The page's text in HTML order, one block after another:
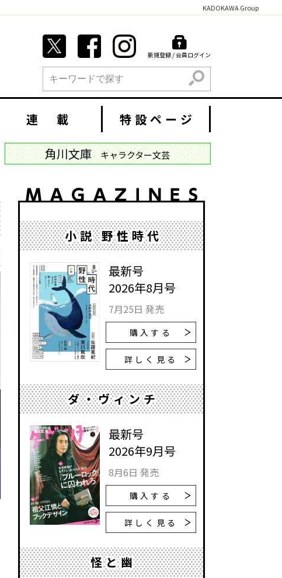
KADOKAWA Group
新規登録 / 会員ログイン
検索
連 載 特設ページ
角川文庫 キャラクター文芸
小説 野性時代
最新号
2026年8月号
7月25日 発売
購入する
詳しく見る
ダ・ヴィンチ
最新号
2026年9月号
8月6日 発売
購入する
詳しく見る
怪と幽